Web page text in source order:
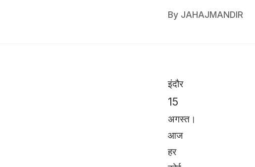
By JAHAJMANDIR
इंदौर
15
अगस्त।
आज
हर